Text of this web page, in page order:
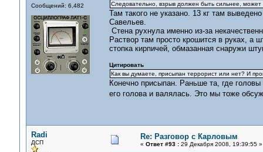
Сообщений: 6,482
Следовательно, взрыв должен быть сильнее, может
Там такого не указано. 13 кг там
Савельев.
Стена рухнула именно из-за
Раствор там просто крошится в руках, а
стопка кирпичей, обмазанная снаружи
Цитировать
Как вы думаете, присыпан террорист или нет? И
Конечно присыпан. Раньше та, где
его голова и валялась. Это мы тоже
Radi
ДСП
Re: Разговор с Карловым
« Ответ #93 :29 Декабря 2008, 19:39:55 »